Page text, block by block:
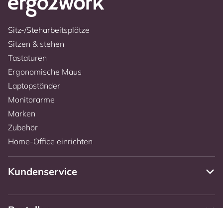
Sitz-/Steharbeitsplätze
Sitzen & stehen
Tastaturen
Ergonomische Maus
Laptopständer
Monitorarme
Marken
Zubehör
Home-Office einrichten
Kundenservice